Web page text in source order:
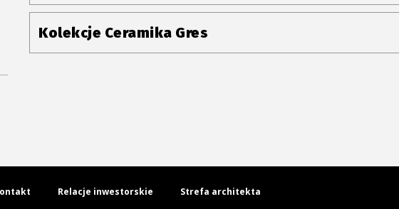
Kolekcje Ceramika Gres
Relacje inwestorskie
Strefa architekta